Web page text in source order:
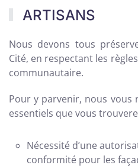
ARTISANS
Nous devons tous
Cité, en respectant les
communautaire.
Pour y parvenir, nous vous
essentiels que vous
Nécessité d’une
conformité pour les